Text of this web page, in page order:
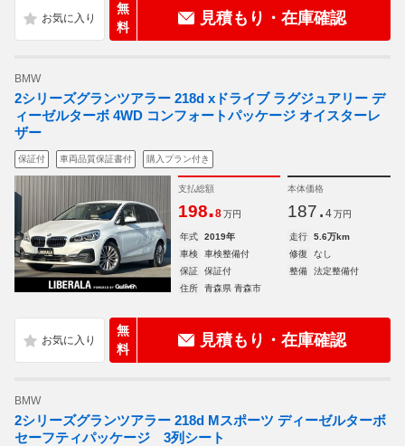
無
料
見積もり・在庫確認
BMW
2シリーズグランツアラー 218d xドライブ ラグジュアリー デ
ィーゼルターボ 4WD コンフォートパッケージ オイスターレ
ザー
保証付 車両品質保証書付 購入プラン付き
支払総額
198.8 万円
本体価格
187. 4 万円
年式 2019年 走行
5.6万km
車検
車検整備付 修復
なし
保証
保証付 整備
法定整備付
住所
青森県 青森市
無
料
見積もり・在庫確認
BMW
2シリーズグランツアラー 218d Mスポーツ ディーゼルターボ
セーフティパッケージ 3列シート